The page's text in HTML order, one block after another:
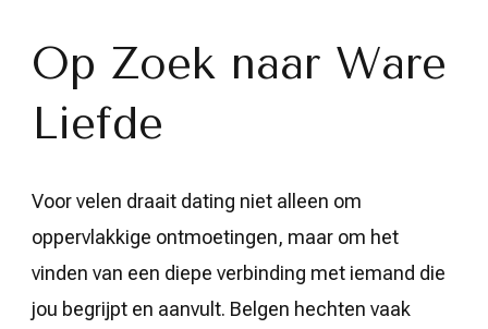
Op Zoek naar Ware
Liefde
Voor velen draait dating niet alleen om
oppervlakkige ontmoetingen, maar om het
vinden van een diepe verbinding met iemand die
jou begrijpt en aanvult. Belgen hechten vaak